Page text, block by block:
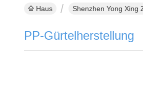
Haus Shenzhen Yong Xing
PP-Gürtelherstellung